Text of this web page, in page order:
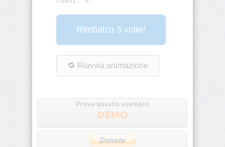
backdrop-
attachment
blend-
Prova questo esempio
DEMO